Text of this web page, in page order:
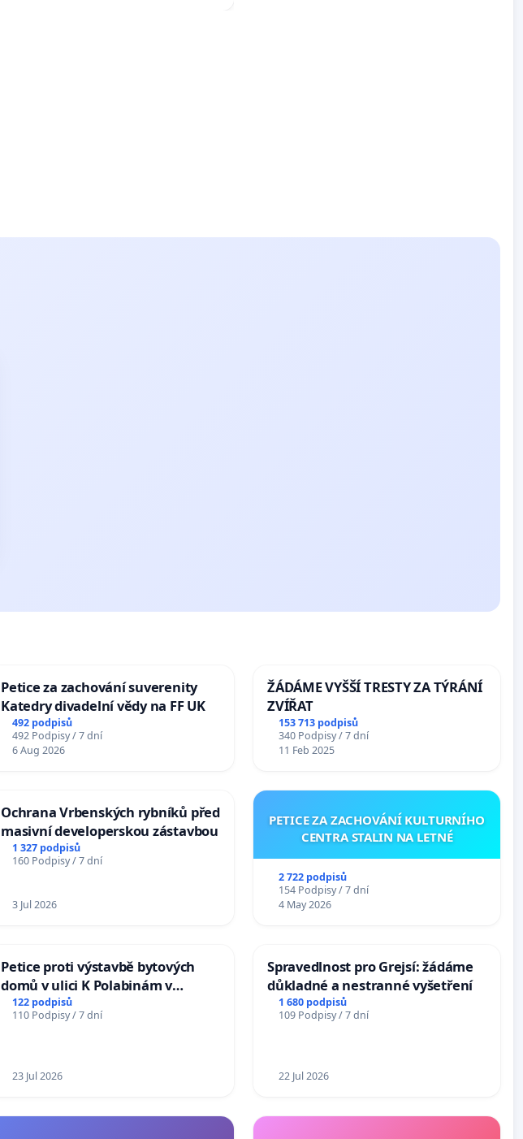
Petice za zachování suverenity
Katedry divadelní vědy na FF UK
492 podpisů
492 Podpisy / 7 dní
6 Aug 2026
ŽÁDÁME VYŠŠÍ TRESTY ZA TÝRÁNÍ
ZVÍŘAT
153 713 podpisů
340 Podpisy / 7 dní
11 Feb 2025
Ochrana Vrbenských rybníků před
masivní developerskou zástavbou
1 327 podpisů
160 Podpisy / 7 dní
3 Jul 2026
PETICE ZA ZACHOVÁNÍ KULTURNÍHO
CENTRA STALIN NA LETNÉ
2 722 podpisů
154 Podpisy / 7 dní
4 May 2026
Petice proti výstavbě bytových
domů v ulici K Polabinám v
Pardubicích
122 podpisů
110 Podpisy / 7 dní
23 Jul 2026
Spravedlnost pro Grejsí: žádáme
důkladné a nestranné vyšetření
1 680 podpisů
109 Podpisy / 7 dní
22 Jul 2026